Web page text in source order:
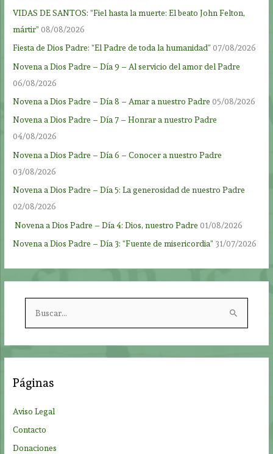
VIDAS DE SANTOS: “Fiel hasta la muerte: El beato John Felton,
mártir” 08/08/2026
Fiesta de Dios Padre: “El Padre de toda la humanidad” 07/08/2026
Novena a Dios Padre – Día 9 – Al servicio del amor del Padre
06/08/2026
Novena a Dios Padre – Día 8 – Amar a nuestro Padre 05/08/2026
Novena a Dios Padre – Día 7 – Honrar a nuestro Padre
04/08/2026
Novena a Dios Padre – Día 6 – Conocer a nuestro Padre
03/08/2026
Novena a Dios Padre – Día 5: La generosidad de nuestro Padre
02/08/2026
Novena a Dios Padre – Día 4: Dios, nuestro Padre 01/08/2026
Novena a Dios Padre – Día 3: “Fuente de misericordia” 31/07/2026
c
r
Páginas
Aviso Legal
Contacto
Donaciones